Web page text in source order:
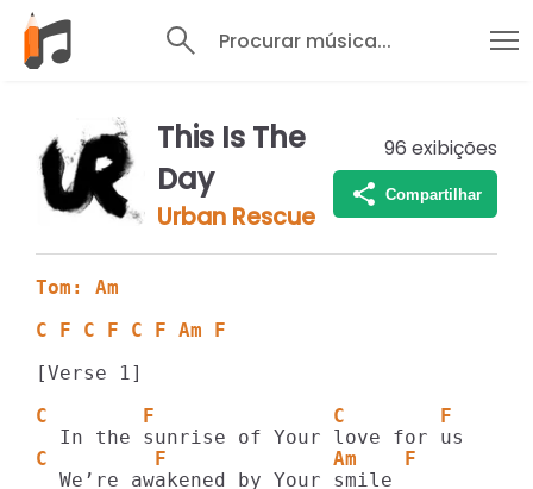
Procurar música...
This Is The
Day
Urban Rescue
96 exibições
Compartilhar
Tom: Am
C F C F C F Am F
[Verse 1]
C        F               C        F
C         F              Am    F